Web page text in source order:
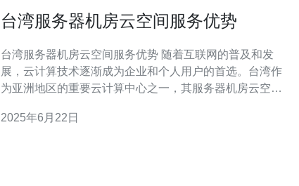
台湾服务器机房云空间服务优势
台湾服务器机房云空间服务优势 随着互联网的普及和发
展，云计算技术逐渐成为企业和个人用户的首选。台湾作
为亚洲地区的重要云计算中心之一，其服务器机房云空间
务的优势所在。 台湾地处亚洲东南部，紧邻中国大陆、日
2025年6月22日